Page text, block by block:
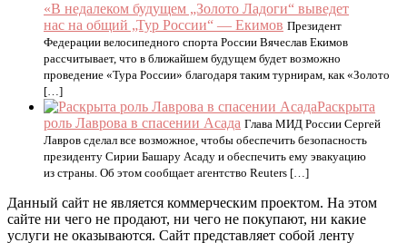
«В недалеком будущем „Золото Ладоги“ выведет
нас на общий „Тур России“ — Екимов Президент
Федерации велосипедного спорта России Вячеслав Екимов
рассчитывает, что в ближайшем будущем будет возможно
проведение «Тура России» благодаря таким турнирам, как «Золото
[…]
Раскрыта
роль Лаврова в спасении Асада Глава МИД России Сергей
Лавров сделал все возможное, чтобы обеспечить безопасность
президенту Сирии Башару Асаду и обеспечить ему эвакуацию
из страны. Об этом сообщает агентство Reuters […]
Данный сайт не является коммерческим проектом. На этом
сайте ни чего не продают, ни чего не покупают, ни какие
услуги не оказываются. Сайт представляет собой ленту